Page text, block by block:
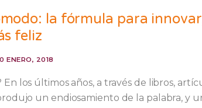
la fórmula para
feliz
ENERO, 2018
En los últimos años, a través de libros,
un endiosamiento de la palabra, y